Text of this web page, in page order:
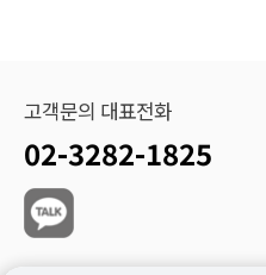
고객문의 대표전화
02-3282-1825